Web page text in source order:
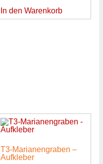
In den Warenkorb
T3-Marianengraben –
Aufkleber